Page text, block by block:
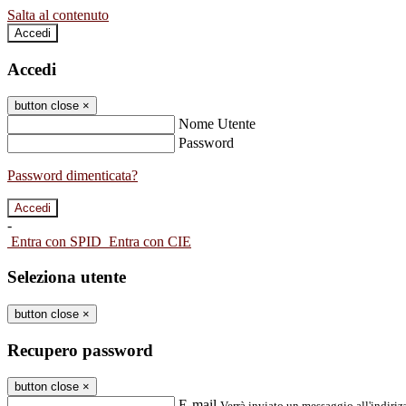
Salta al contenuto
Accedi
Accedi
button close ×
Nome Utente
Password
Password dimenticata?
-
Entra con SPID Entra con CIE
Seleziona utente
button close ×
Recupero password
button close ×